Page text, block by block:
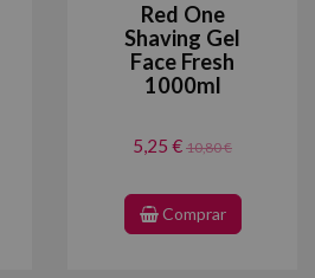
Red One
Shaving Gel
Face Fresh
1000ml
5,25 € 10,80 €
Comprar